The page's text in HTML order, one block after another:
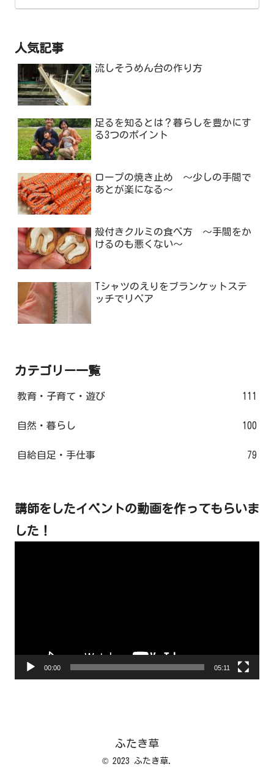
人気記事
流しそうめん台の作り方
足るを知るとは？暮らしを豊かにす
る3つのポイント
ロープの焼き止め ～少しの手間で
あとが楽になる～
殻付きクルミの食べ方 ～手間をか
けるのも悪くない～
Tシャツのえりをブランケットステ
ッチでリペア
カテゴリー一覧
教育・子育て・遊び 111
自然・暮らし 100
自給自足・手仕事 79
講師をしたイベントの動画を作ってもらいま
した！
00:00 05:11
ふたき草
© 2023 ふたき草.